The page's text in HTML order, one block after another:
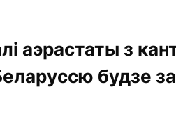
аэрастаты з
будзе